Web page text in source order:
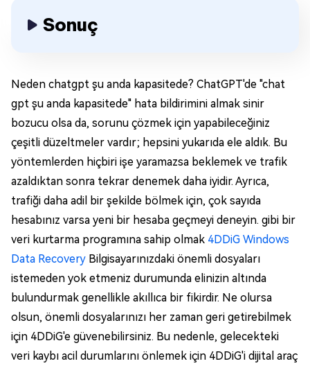
Sonuç
Neden chatgpt şu anda kapasitede? ChatGPT'de "chat
gpt şu anda kapasitede" hata bildirimini almak sinir
bozucu olsa da, sorunu çözmek için yapabileceğiniz
çeşitli düzeltmeler vardır; hepsini yukarıda ele aldık. Bu
yöntemlerden hiçbiri işe yaramazsa beklemek ve trafik
azaldıktan sonra tekrar denemek daha iyidir. Ayrıca,
trafiği daha adil bir şekilde bölmek için, çok sayıda
hesabınız varsa yeni bir hesaba geçmeyi deneyin. gibi bir
veri kurtarma programına sahip olmak 4DDiG Windows
Data Recovery Bilgisayarınızdaki önemli dosyaları
istemeden yok etmeniz durumunda elinizin altında
bulundurmak genellikle akıllıca bir fikirdir. Ne olursa
olsun, önemli dosyalarınızı her zaman geri getirebilmek
için 4DDiG'e güvenebilirsiniz. Bu nedenle, gelecekteki
veri kaybı acil durumlarını önlemek için 4DDiG'i dijital araç